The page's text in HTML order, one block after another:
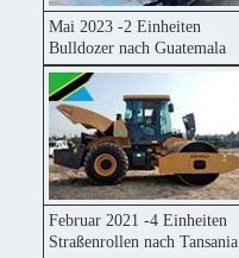
Mai 2023 -2 Einheiten
Bulldozer nach Guatemala
Februar 2021 -4 Einheiten
Straßenrollen nach Tansania